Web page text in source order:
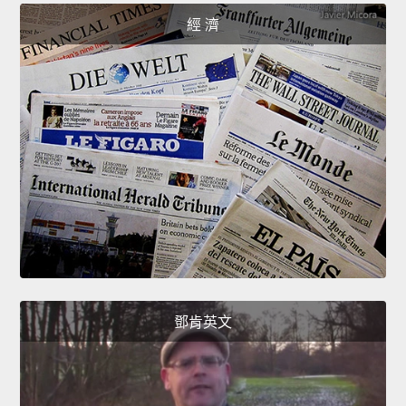
經 濟
鄧肯英文